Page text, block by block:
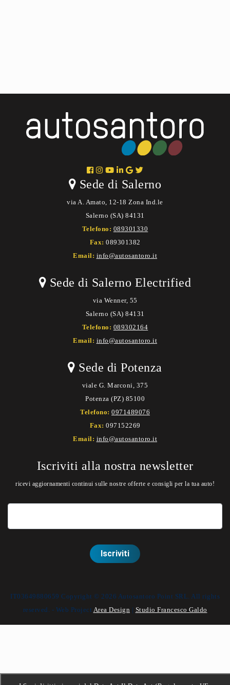
Sede di Salerno
via A. Amato, 12-18 Zona Ind.le
Salerno (SA) 84131
Telefono: 089301330
Fax: 089301382
Email: info@autosantoro.it
Sede di Salerno Electrified
via Wenner, 55
Salerno (SA) 84131
Telefono: 089302164
Email: info@autosantoro.it
Sede di Potenza
viale G. Marconi, 375
Potenza (PZ) 85100
Telefono: 0971489076
Fax: 097152269
Email: info@autosantoro.it
Iscriviti alla nostra newsletter
ricevi aggiornamenti continui sulle nostre offerte e consigli per la tua auto!
IT03649880659 Copyright © 2026 Autosantoro Point SRL. All rights
reserved. - Web Project Area Design | Studio Francesco Galdo